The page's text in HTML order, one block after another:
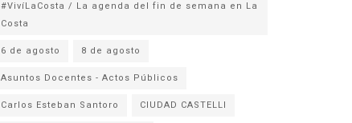
#VivíLaCosta / La agenda del fin de semana en La
Costa
6 de agosto
8 de agosto
Asuntos Docentes - Actos Públicos
Carlos Esteban Santoro
CIUDAD CASTELLI